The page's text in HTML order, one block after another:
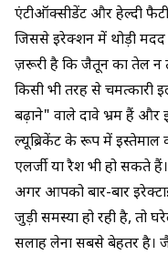
एंटीऑक्सीडेंट और हेल्दी
जिससे इरेक्शन में थोड़ी
ज़रूरी है कि जैतून का तेल न
किसी भी तरह से
बढ़ाने" वाले दावे भ्रम हैं और
ल्यूब्रिकेंट के रूप में इस्तेमाल
एलर्जी या रैश भी हो सकते हैं।
अगर आपको बार-बार
जुड़ी समस्या हो रही है, तो
सलाह लेना सबसे बेहतर है।